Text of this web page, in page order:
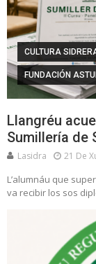
CULTURA
FUNDACIÓN
Llangréu
Sumillería de
Lasidra 21 De
L’alumnáu que
va recibir los sos